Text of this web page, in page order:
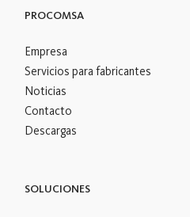
PROCOMSA
Empresa
Servicios para fabricantes
Noticias
Contacto
Descargas
SOLUCIONES